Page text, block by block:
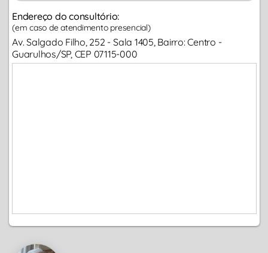
Endereço do consultório:
(em caso de atendimento presencial)
Av. Salgado Filho, 252 - Sala 1405, Bairro: Centro -
Guarulhos/SP, CEP 07115-000